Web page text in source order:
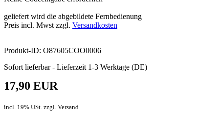
geliefert wird die abgebildete Fernbedienung
Preis incl. Mwst zzgl. Versandkosten
Produkt-ID: O87605COO0006
Sofort lieferbar - Lieferzeit 1-3 Werktage (DE)
17,90 EUR
incl. 19% USt. zzgl. Versand